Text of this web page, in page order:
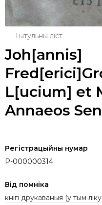
Тытульны ліст
Joh[annis]
L[ucium] et
Annaeos
Регістрацыйны нумар
P-000000314
Від помніка
кнігі друкаваныя (у тым ліку